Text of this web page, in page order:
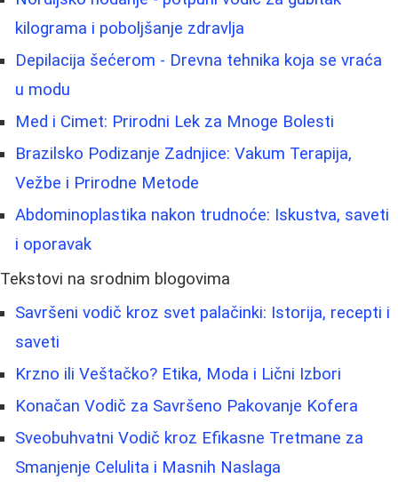
kilograma i poboljšanje zdravlja
Depilacija šećerom - Drevna tehnika koja se vraća
u modu
Med i Cimet: Prirodni Lek za Mnoge Bolesti
Brazilsko Podizanje Zadnjice: Vakum Terapija,
Vežbe i Prirodne Metode
Abdominoplastika nakon trudnoće: Iskustva, saveti
i oporavak
Tekstovi na srodnim blogovima
Savršeni vodič kroz svet palačinki: Istorija, recepti i
saveti
Krzno ili Veštačko? Etika, Moda i Lični Izbori
Konačan Vodič za Savršeno Pakovanje Kofera
Sveobuhvatni Vodič kroz Efikasne Tretmane za
Smanjenje Celulita i Masnih Naslaga